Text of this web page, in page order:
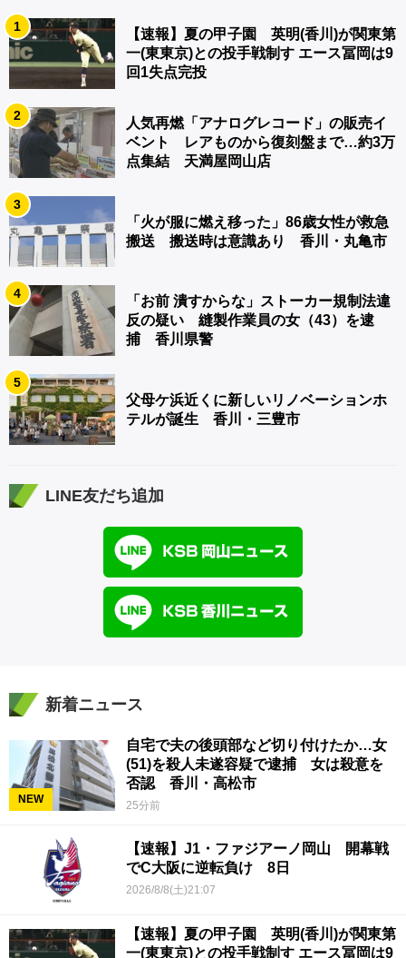
1
【速報】夏の甲子園 英明(香川)が関東第
一(東東京)との投手戦制す エース冨岡は9
回1失点完投
2
人気再燃「アナログレコード」の販売イ
ベント レアものから復刻盤まで…約3万
点集結 天満屋岡山店
3
「火が服に燃え移った」86歳女性が救急
搬送 搬送時は意識あり 香川・丸亀市
4
「お前 潰すからな」ストーカー規制法違
反の疑い 縫製作業員の女（43）を逮
捕 香川県警
5
父母ケ浜近くに新しいリノベーションホ
テルが誕生 香川・三豊市
LINE友だち追加
新着ニュース
NEW
自宅で夫の後頭部など切り付けたか…女
(51)を殺人未遂容疑で逮捕 女は殺意を
否認 香川・高松市
25分前
【速報】J1・ファジアーノ岡山 開幕戦
でC大阪に逆転負け 8日
2026/8/8(土)21:07
【速報】夏の甲子園 英明(香川)が関東第
一(東東京)との投手戦制す エース冨岡は9